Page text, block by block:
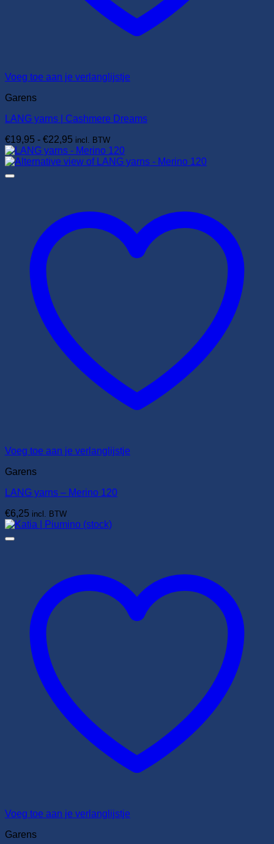
Voeg toe aan je verlanglijstje
Garens
LANG yarns | Cashmere Dreams
€19,95 - €22,95 Prijsklasse:
€19,95
tot
incl. BTW
Voeg toe aan je verlanglijstje
Garens
LANG yarns – Merino 120
€6,25 incl. BTW
Voeg toe aan je verlanglijstje
Garens